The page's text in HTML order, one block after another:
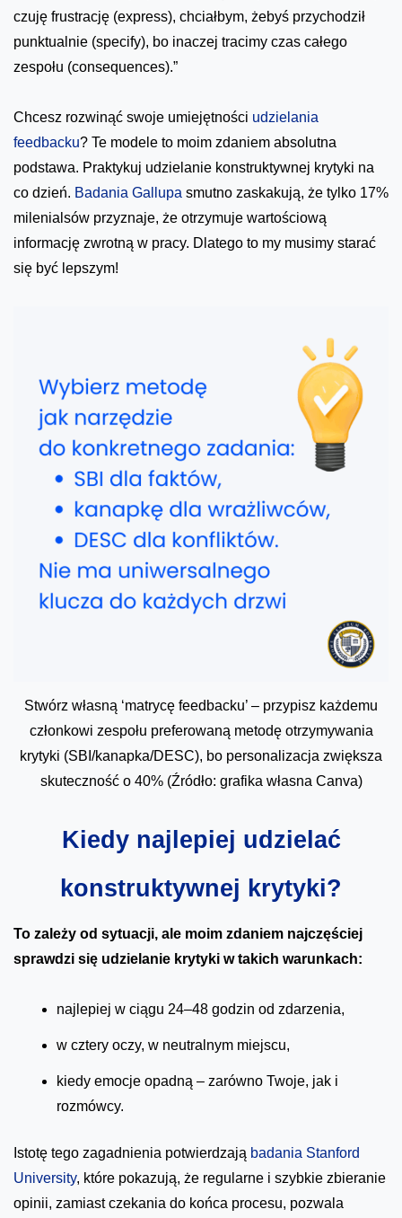
czuję frustrację (express), chciałbym, żebyś przychodził
punktualnie (specify), bo inaczej tracimy czas całego
zespołu (consequences).”
Chcesz rozwinąć swoje umiejętności udzielania
feedbacku? Te modele to moim zdaniem absolutna
podstawa. Praktykuj udzielanie konstruktywnej krytyki na
co dzień. Badania Gallupa smutno zaskakują, że tylko 17%
milenialsów przyznaje, że otrzymuje wartościową
informację zwrotną w pracy. Dlatego to my musimy starać
się być lepszym!
Stwórz własną ‘matrycę feedbacku’ – przypisz każdemu
członkowi zespołu preferowaną metodę otrzymywania
krytyki (SBI/kanapka/DESC), bo personalizacja zwiększa
skuteczność o 40% (Źródło: grafika własna Canva)
Kiedy najlepiej udzielać
konstruktywnej krytyki?
To zależy od sytuacji, ale moim zdaniem najczęściej
sprawdzi się udzielanie krytyki w takich warunkach:
najlepiej w ciągu 24–48 godzin od zdarzenia,
w cztery oczy, w neutralnym miejscu,
kiedy emocje opadną – zarówno Twoje, jak i
rozmówcy.
Istotę tego zagadnienia potwierdzają badania Stanford
University, które pokazują, że regularne i szybkie zbieranie
opinii, zamiast czekania do końca procesu, pozwala